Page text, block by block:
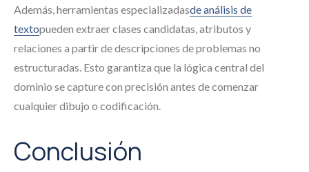
Además, herramientas especializadasde análisis de
textopueden extraer clases candidatas, atributos y
relaciones a partir de descripciones de problemas no
estructuradas. Esto garantiza que la lógica central del
dominio se capture con precisión antes de comenzar
cualquier dibujo o codificación.
Conclusión